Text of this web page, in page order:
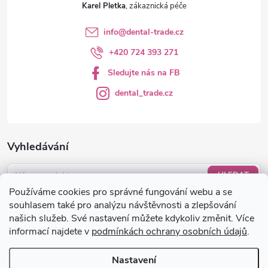
Používáme cookies pro správné fungování webu a se
souhlasem také pro analýzu návštěvnosti a zlepšování
našich služeb. Své nastavení můžete kdykoliv změnit. Více
informací najdete v podmínkách ochrany osobních údajů.
Nastavení
Vyhledávání
HLEDAT
Nákupní košík
0KS /0 KČ
Karel Pletka
info@dental-trade.cz
+420 724 393 271
Sledujte nás na FB
dental_trade.cz